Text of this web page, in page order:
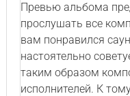
Превью альбома
прослушать все
вам понравился
настоятельно
таким образом
исполнителей. К